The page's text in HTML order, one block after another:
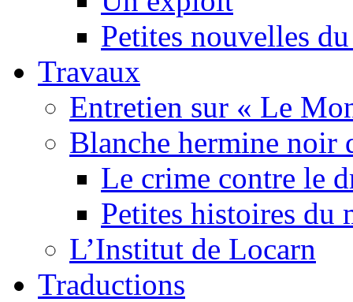
Petites nouvelles
Travaux
Entretien sur « Le
Blanche hermine noir
Le crime contre le
Petites histoires du
L’Institut de Locarn
Traductions